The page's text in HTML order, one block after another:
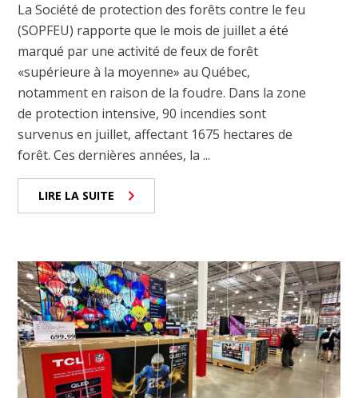
La Société de protection des forêts contre le feu
(SOPFEU) rapporte que le mois de juillet a été
marqué par une activité de feux de forêt
«supérieure à la moyenne» au Québec,
notamment en raison de la foudre. Dans la zone
de protection intensive, 90 incendies sont
survenus en juillet, affectant 1675 hectares de
forêt. Ces dernières années, la ...
LIRE LA SUITE